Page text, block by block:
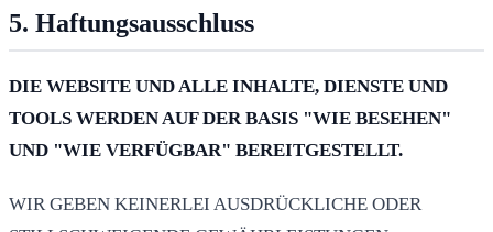
5. Haftungsausschluss
DIE WEBSITE UND ALLE INHALTE, DIENSTE UND
TOOLS WERDEN AUF DER BASIS "WIE BESEHEN"
UND "WIE VERFÜGBAR" BEREITGESTELLT.
WIR GEBEN KEINERLEI AUSDRÜCKLICHE ODER